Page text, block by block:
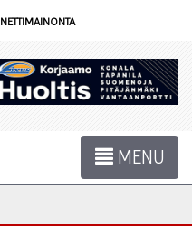
NETTIMAINONTA
MENU